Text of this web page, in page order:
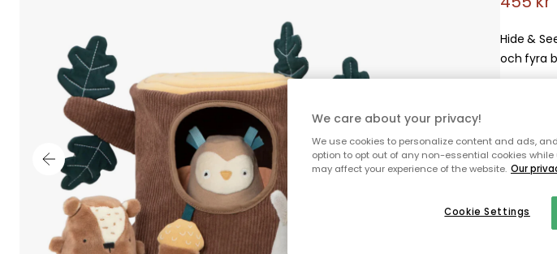
Hide &
och fyra
Tillfälligt
Fri
We care about your privacy!
We use cookies to personalize content and ads,
option to opt out of any non-essential cookies
may affect your experience of the website. Our
Cookie Settings